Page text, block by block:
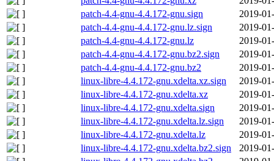
patch-4.4-gnu-4.4.172-gnu.sign
2019-
patch-4.4-gnu-4.4.172-gnu.lz.sign
2019-
patch-4.4-gnu-4.4.172-gnu.lz
2019-
patch-4.4-gnu-4.4.172-gnu.bz2.sign
2019-
patch-4.4-gnu-4.4.172-gnu.bz2
2019-
linux-libre-4.4.172-gnu.xdelta.xz.sign
2019-
linux-libre-4.4.172-gnu.xdelta.xz
2019-
linux-libre-4.4.172-gnu.xdelta.sign
2019-
linux-libre-4.4.172-gnu.xdelta.lz.sign
2019-
linux-libre-4.4.172-gnu.xdelta.lz
2019-
linux-libre-4.4.172-gnu.xdelta.bz2.sign
2019-